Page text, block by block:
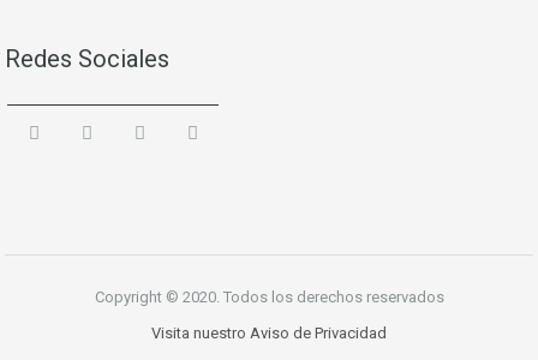
Redes Sociales
Copyright © 2020. Todos los derechos reservados
Visita nuestro Aviso de Privacidad